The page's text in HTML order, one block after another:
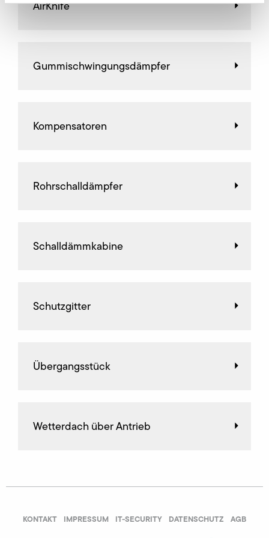
AirKnife
Gummischwingungsdämpfer
Kompensatoren
Rohrschalldämpfer
Schalldämmkabine
Schutzgitter
Übergangsstück
Wetterdach über Antrieb
KONTAKT IMPRESSUM IT-SECURITY DATENSCHUTZ AGB